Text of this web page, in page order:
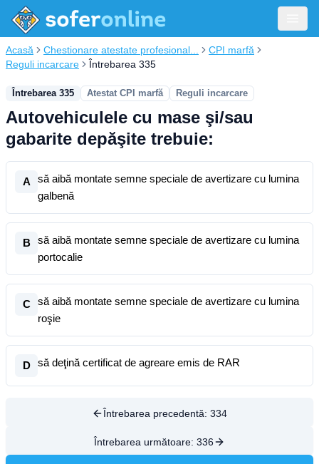
Acasă Chestionare atestate profesional...
CPI marfă
Reguli incarcare
Întrebarea 335
Întrebarea 335 Atestat CPI marfă Reguli incarcare
Autovehiculele cu mase şi/sau
gabarite depăşite trebuie:
A
să aibă montate semne speciale de avertizare cu lumina
galbenă
B
să aibă montate semne speciale de avertizare cu lumina
portocalie
C
să aibă montate semne speciale de avertizare cu lumina
roşie
D să deţină certificat de agreare emis de RAR
Întrebarea precedentă: 334
Întrebarea următoare: 336